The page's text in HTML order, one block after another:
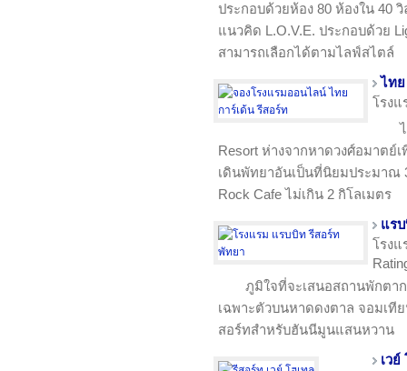
ประกอบด้วยห้อง 80 ห้องใน 40
แนวคิด L.O.V.E. ประกอบด้วย
สามารถเลือกได้ตามไลฟ์สไตล์
ไทย
โรง
Resort ห่างจากหาดวงศ์อมาตย์
เดินพัทยาอันเป็นที่นิยมประมาณ
Rock Cafe ไม่เกิน 2 กิโลเมตร
แร
โรง
ภูมิใจที่จะเสนอสถานพักตา
เฉพาะตัวบนหาดดงตาล จอมเที
สอร์ทสำหรับฮันนีมูนแสนหวาน
เวย์